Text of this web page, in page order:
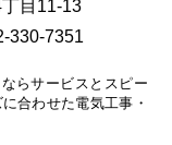
目11-13
330-7351
らサービスとスピー
合わせた電気工事・